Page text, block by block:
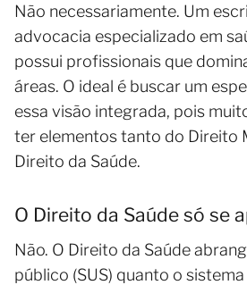
Não necessariamente. Um
advocacia especializado em
possui profissionais que
áreas. O ideal é buscar um
essa visão integrada, pois
ter elementos tanto do Direito
Direito da Saúde.
O Direito da Saúde só se
Não. O Direito da Saúde
público (SUS) quanto o